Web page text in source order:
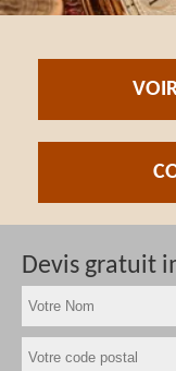
Devis gratuit